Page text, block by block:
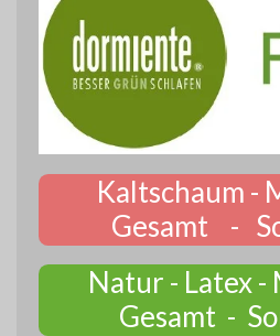
Kaltschaum -
Gesamt -
Natur - Latex
Gesamt -